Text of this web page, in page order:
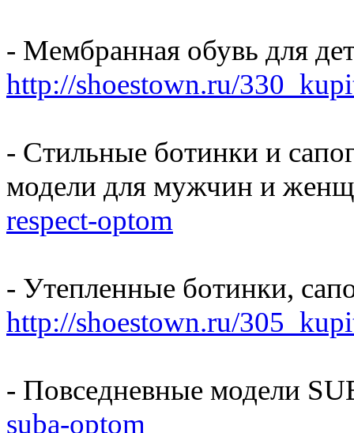
- Мембранная обувь для
http://shoestown.ru/
- Стильные ботинки и
модели для мужчин и
respect-optom
- Утепленные ботинки,
http://shoestown.ru/
- Повседневные модели
suba-optom